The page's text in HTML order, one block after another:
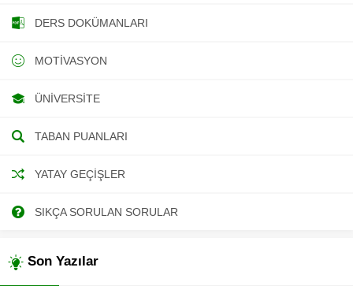
DERS DOKÜMANLARI
MOTIVASYON
ÜNIVERSITE
TABAN PUANLARI
YATAY GEÇIŞLER
SIKÇA SORULAN SORULAR
Son Yazılar